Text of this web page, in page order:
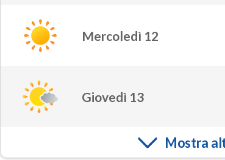
Mercoledì 12
Giovedì 13
Mostra